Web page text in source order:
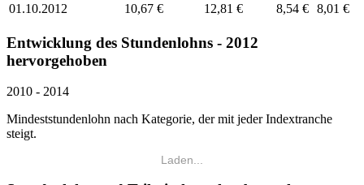
01.10.2012
10,67 € 12,81 € 8,54 € 8,01 €
Entwicklung des Stundenlohns - 2012
hervorgehoben
2010 - 2014
Mindeststundenlohn nach Kategorie, der mit jeder Indextranche
steigt.
Laden...